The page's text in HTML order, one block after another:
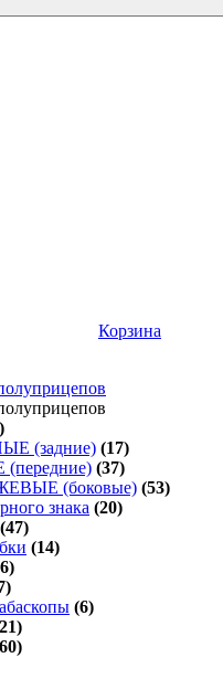
Корзина
(задние) (17)
(37)
(боковые) (53)
знака (20)
(47)
(14)
(6)